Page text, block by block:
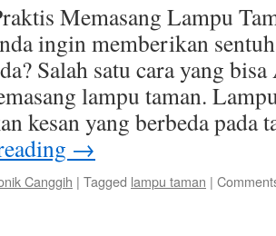
Memasang Lampu
ingin memberikan
Salah satu cara yang
lampu taman.
kesan yang berbeda
→
Canggih | Tagged lampu taman |